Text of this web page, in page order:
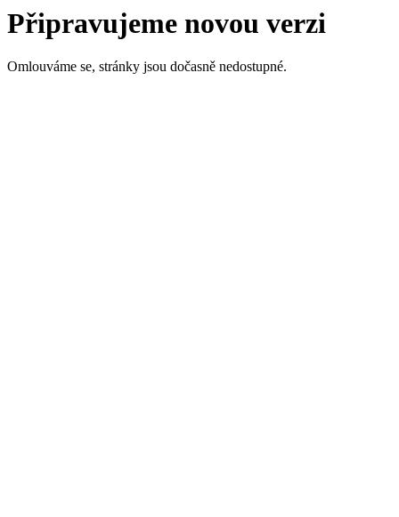
Připravujeme novou verzi
Omlouváme se, stránky jsou dočasně nedostupné.